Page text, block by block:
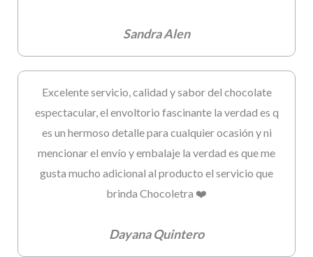
Sandra Alen
Excelente servicio, calidad y sabor del chocolate
espectacular, el envoltorio fascinante la verdad es q
es un hermoso detalle para cualquier ocasión y ni
mencionar el envío y embalaje la verdad es que me
gusta mucho adicional al producto el servicio que
brinda Chocoletra ❤️
Dayana Quintero